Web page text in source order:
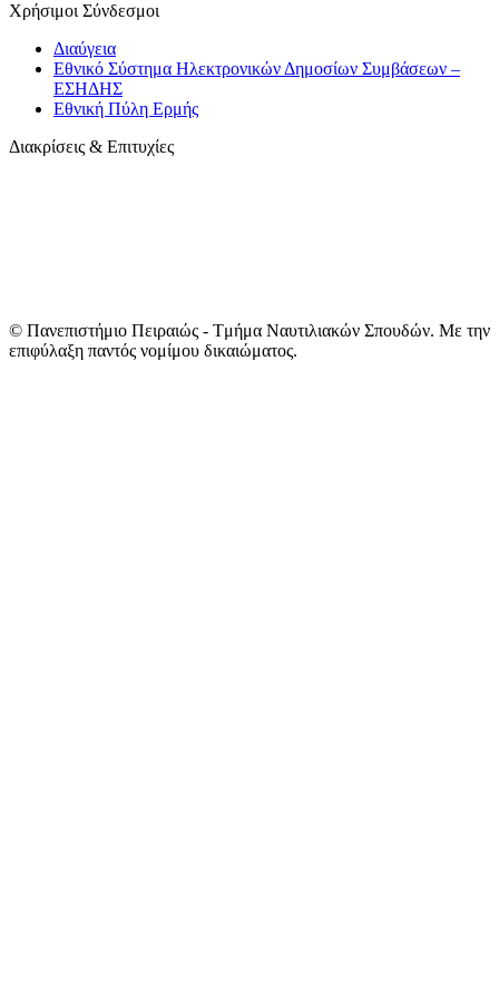
Χρήσιμοι Σύνδεσμοι
Διαύγεια
Εθνικό Σύστημα Ηλεκτρονικών Δημοσίων Συμβάσεων –
ΕΣΗΔΗΣ
Εθνική Πύλη Ερμής
Διακρίσεις & Επιτυχίες
© Πανεπιστήμιο Πειραιώς - Tμήμα Ναυτιλιακών Σπουδών. Με την
επιφύλαξη παντός νομίμου δικαιώματος.